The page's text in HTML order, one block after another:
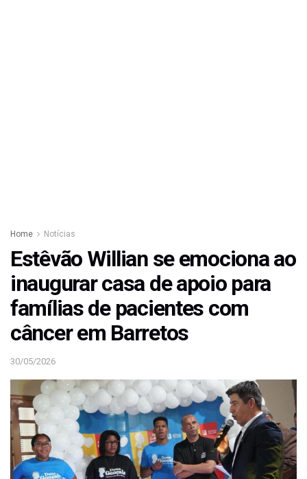
Home Notícias
Estêvão Willian se emociona ao
inaugurar casa de apoio para
famílias de pacientes com
câncer em Barretos
30/05/2026